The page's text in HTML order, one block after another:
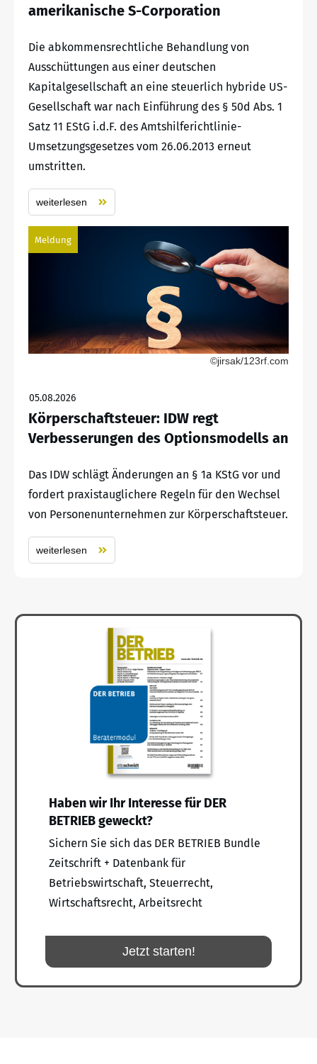
amerikanische S-Corporation
Die abkommensrechtliche Behandlung von
Ausschüttungen aus einer deutschen
Kapitalgesellschaft an eine steuerlich hybride US-
Gesellschaft war nach Einführung des § 50d Abs. 1
Satz 11 EStG i.d.F. des Amtshilferichtlinie-
Umsetzungsgesetzes vom 26.06.2013 erneut
umstritten.
weiterlesen
Meldung
©jirsak/123rf.com
05.08.2026
Körperschaftsteuer: IDW regt
Verbesserungen des Optionsmodells an
Das IDW schlägt Änderungen an § 1a KStG vor und
fordert praxistauglichere Regeln für den Wechsel
von Personenunternehmen zur Körperschaftsteuer.
weiterlesen
Haben wir Ihr Interesse für DER
BETRIEB geweckt?
Sichern Sie sich das DER BETRIEB Bundle
Zeitschrift + Datenbank für
Betriebswirtschaft, Steuerrecht,
Wirtschaftsrecht, Arbeitsrecht
Jetzt starten!